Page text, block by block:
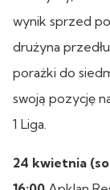
wynik sprzed
drużyna
porażki do
swoją pozycję
1 Liga.
24 kwietnia